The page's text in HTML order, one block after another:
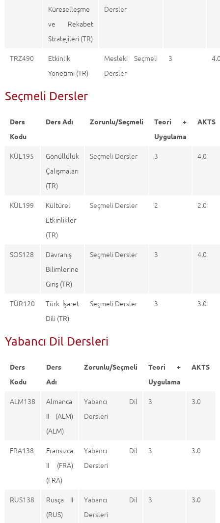
Küreselleşme
ve Rekabet
Stratejileri (TR)
Dersler
TRZ490
Etkinlik
Yönetimi (TR)
Mesleki Seçmeli
Dersler
3
Seçmeli Dersler
Ders
Kodu
Ders Adı Zorunlu/Seçmeli
Teori +
Uygulama
AKTS
KÜL195
Gönüllülük
Çalışmaları
(TR)
Seçmeli Dersler 3 4.0
KÜL199
Kültürel
Etkinlikler
(TR)
Seçmeli Dersler 2 2.0
SOS128
Davranış
Bilimlerine
Giriş (TR)
Seçmeli Dersler 3 4.0
TÜR120
Türk İşaret
Dili (TR)
Seçmeli Dersler 3 3.0
Yabancı Dil Dersleri
Ders
Kodu
Ders
Adı
Zorunlu/Seçmeli
Teori +
Uygulama
AKTS
ALM138
Almanca
II (ALM)
(ALM)
Yabancı Dil
Dersleri
3 3.0
FRA138
Fransızca
II (FRA)
(FRA)
Yabancı Dil
Dersleri
3 3.0
RUS138
Rusça II
(RUS)
Yabancı Dil
Dersleri
3 3.0